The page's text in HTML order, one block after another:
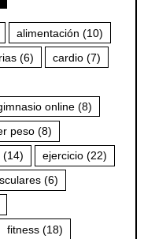
alimentación (10)
(6) cardio (7)
online (8)
peso (8)
(14) ejercicio (22)
(6)
fitness (18)